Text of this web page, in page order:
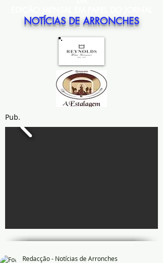
NOTÍCIAS DE ARRONCHES
Pub.
Redacção - Notícias de Arronches